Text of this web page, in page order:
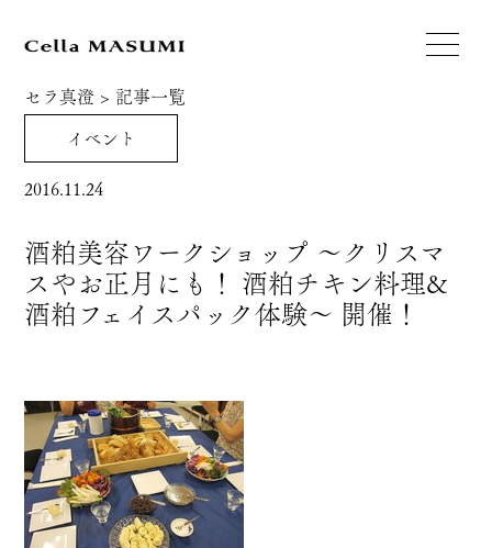
セラ真澄 > 記事一覧
イベント
2016.11.24
酒粕美容ワークショップ 〜クリスマ
スやお正月にも！ 酒粕チキン料理&
酒粕フェイスパック体験〜 開催！